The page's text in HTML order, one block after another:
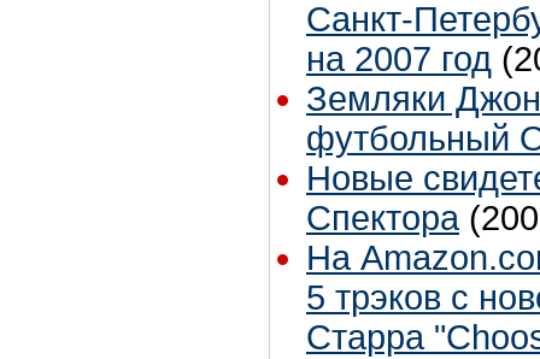
Санкт-
на 2007 год
Земляки
футбольный
Новые
Спектора
На
5 трэков с
Старра